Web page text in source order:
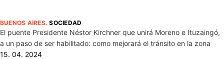
BUENOS AIRES.SOCIEDAD
El puente Presidente Néstor Kirchner que unirá Moreno e Ituzaingó,
a un paso de ser habilitado: como mejorará el tránsito en la zona
15. 04. 2024